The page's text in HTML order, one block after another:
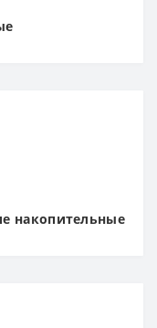
накопительные